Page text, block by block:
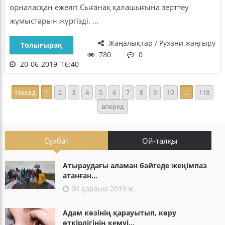
орналасқан ежелгі Сығанақ қалашығына зерттеу
жұмыстарын жүргізді. ...
Жаңалықтар / Рухани жаңғыру
Толығырақ
780
0
20-06-2019, 16:40
Назад 1 2 3 4 5 6 7 8 9 10 ...
118
вперед
Сұхбат Ой-талқы
Атыраудағы аламан бәйгеде жеңімпаз
атанған...
04 қараша 2019 ж.
Адам көзінің қарауытып, көру
өткірлігінің кемуі...